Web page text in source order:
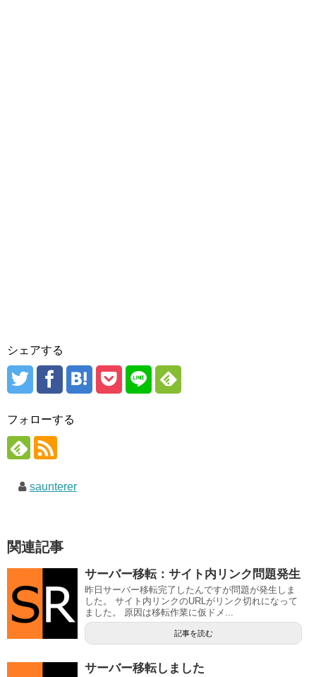
シェアする
フォローする
saunterer
関連記事
サーバー移転：サイト内リンク問題発生
昨日サーバー移転完了したんですが問題が発生しま
した。 サイト内リンクのURLがリンク切れになって
ました。 原因は移転作業に仮ドメ...
記事を読む
サーバー移転しました